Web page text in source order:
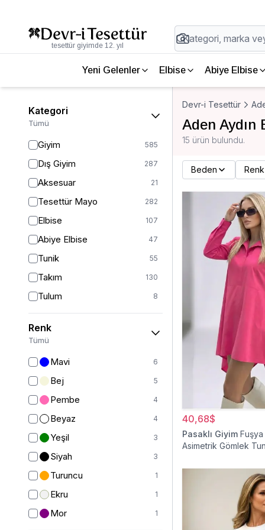
tesettür giyimde 12. yıl
Yeni Gelenler Elbise Abiye Elbise
Kategori
Tümü
Giyim 585
Dış Giyim 287
Aksesuar 21
Tesettür Mayo 282
Elbise 107
Abiye Elbise 47
Tunik 55
Takım 130
Tulum 8
Pantolon 151
Etek 19
Renk
Tümü
Mavi 6
Bej 5
Pembe 4
Beyaz 4
Yeşil 3
Siyah 3
Turuncu 1
Ekru 1
Mor 1
Devr-i Tesettür
Aden Aydın
15 ürün bulundu.
Beden Renk
40,68$
Pasaklı Giyim
Asimetrik Gömlek